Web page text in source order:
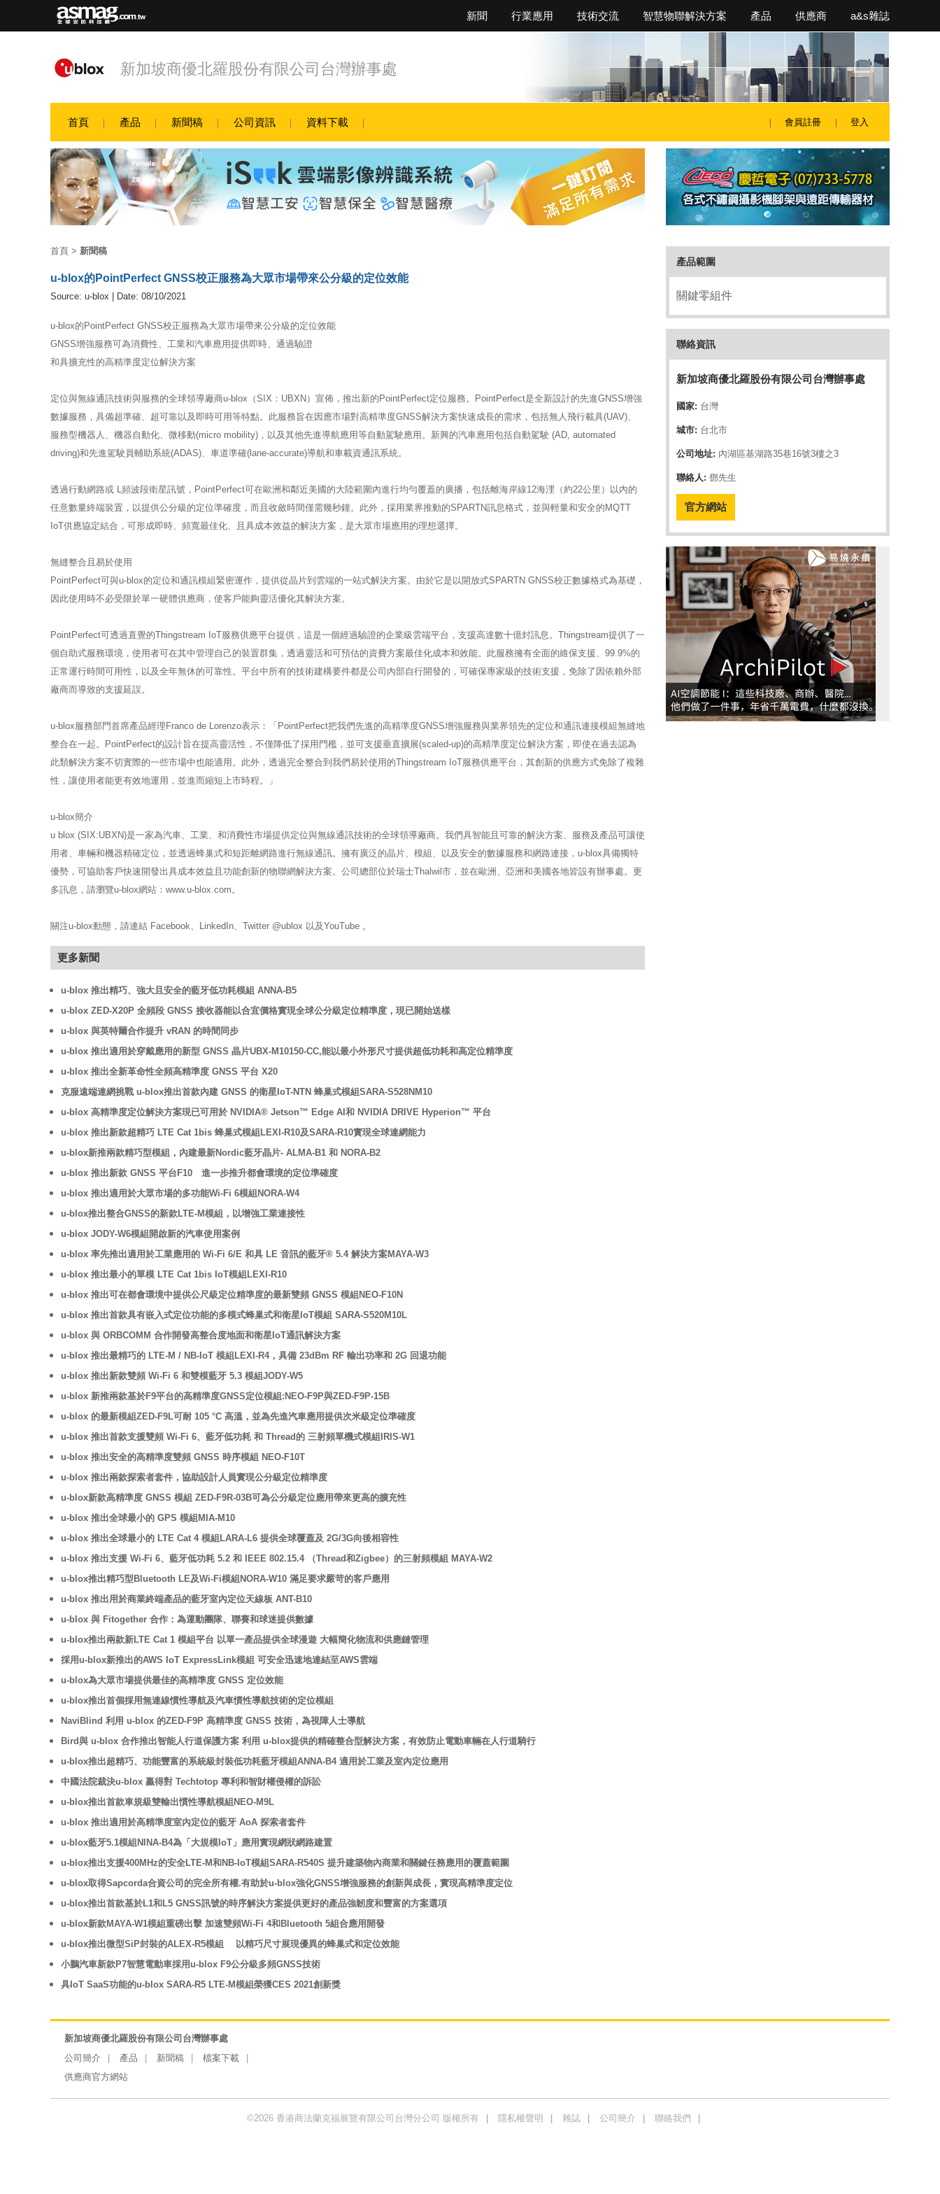
新聞 行業應用 技術交流 智慧物聯解決方案 產品 供應商 a&s雜誌
新加坡商優北羅股份有限公司台灣辦事處
首頁 產品 新聞稿 公司資訊 資料下載 會員註冊 登入
產品範圍
關鍵零組件
聯絡資訊
新加坡商優北羅股份有限公司台灣辦事處
國家: 台灣
城市: 台北市
公司地址: 內湖區基湖路35巷16號3樓之3
聯絡人: 鄧先生
官方網站
首頁 > 新聞稿
u-blox的PointPerfect GNSS校正服務為大眾市場帶來公分級的定位效能
Source: u-blox | Date: 08/10/2021
u-blox的PointPerfect GNSS校正服務為大眾市場帶來公分級的定位效能
GNSS增強服務可為消費性、工業和汽車應用提供即時、通過驗證
和具擴充性的高精準度定位解決方案
定位與無線通訊技術與服務的全球領導廠商u-blox（SIX：UBXN）宣佈，推出新的PointPerfect定位服務。PointPerfect是全新設計的先進GNSS增強
數據服務，具備超準確、超可靠以及即時可用等特點。此服務旨在因應市場對高精準度GNSS解決方案快速成長的需求，包括無人飛行載具(UAV)、
服務型機器人、機器自動化、微移動(micro mobility)，以及其他先進導航應用等自動駕駛應用。新興的汽車應用包括自動駕駛 (AD, automated
driving)和先進駕駛員輔助系統(ADAS)、車道準確(lane-accurate)導航和車載資通訊系統。
透過行動網路或 L頻波段衛星訊號，PointPerfect可在歐洲和鄰近美國的大陸範圍內進行均勻覆蓋的廣播，包括離海岸線12海浬（約22公里）以內的
任意數量終端裝置，以提供公分級的定位準確度，而且收斂時間僅需幾秒鐘。此外，採用業界推動的SPARTN訊息格式，並與輕量和安全的MQTT
IoT供應協定結合，可形成即時、頻寬最佳化、且具成本效益的解決方案，是大眾市場應用的理想選擇。
無縫整合且易於使用
PointPerfect可與u-blox的定位和通訊模組緊密運作，提供從晶片到雲端的一站式解決方案。由於它是以開放式SPARTN GNSS校正數據格式為基礎，
因此使用時不必受限於單一硬體供應商，使客戶能夠靈活優化其解決方案。
PointPerfect可透過直覺的Thingstream IoT服務供應平台提供，這是一個經過驗證的企業級雲端平台，支援高達數十億封訊息。Thingstream提供了一
個自助式服務環境，使用者可在其中管理自己的裝置群集，透過靈活和可預估的資費方案最佳化成本和效能。此服務擁有全面的維保支援、99.9%的
正常運行時間可用性，以及全年無休的可靠性。平台中所有的技術建構要件都是公司內部自行開發的，可確保專家級的技術支援，免除了因依賴外部
廠商而導致的支援延誤。
u-blox服務部門首席產品經理Franco de Lorenzo表示：「PointPerfect把我們先進的高精準度GNSS增強服務與業界領先的定位和通訊連接模組無縫地
整合在一起。PointPerfect的設計旨在提高靈活性，不僅降低了採用門檻，並可支援垂直擴展(scaled-up)的高精準度定位解決方案，即使在過去認為
此類解決方案不切實際的一些市場中也能適用。此外，透過完全整合到我們易於使用的Thingstream IoT服務供應平台，其創新的供應方式免除了複雜
性，讓使用者能更有效地運用，並進而縮短上市時程。」
u-blox簡介
u blox (SIX:UBXN)是一家為汽車、工業、和消費性市場提供定位與無線通訊技術的全球領導廠商。我們具智能且可靠的解決方案、服務及產品可讓使
用者、車輛和機器精確定位，並透過蜂巢式和短距離網路進行無線通訊。擁有廣泛的晶片、模組、以及安全的數據服務和網路連接，u-blox具備獨特
優勢，可協助客戶快速開發出具成本效益且功能創新的物聯網解決方案。公司總部位於瑞士Thalwil市，並在歐洲、亞洲和美國各地皆設有辦事處。更
多訊息，請瀏覽u-blox網站：www.u-blox.com。
關注u-blox動態，請連結 Facebook、LinkedIn、Twitter @ublox 以及YouTube 。
更多新聞
u-blox 推出精巧、強大且安全的藍牙低功耗模組 ANNA-B5
u-blox ZED-X20P 全頻段 GNSS 接收器能以合宜價格實現全球公分級定位精準度，現已開始送樣
u-blox 與英特爾合作提升 vRAN 的時間同步
u-blox 推出適用於穿戴應用的新型 GNSS 晶片UBX-M10150-CC,能以最小外形尺寸提供超低功耗和高定位精準度
u-blox 推出全新革命性全頻高精準度 GNSS 平台 X20
克服遠端連網挑戰 u-blox推出首款內建 GNSS 的衛星IoT-NTN 蜂巢式模組SARA-S528NM10
u-blox 高精準度定位解決方案現已可用於 NVIDIA® Jetson™ Edge AI和 NVIDIA DRIVE Hyperion™ 平台
u-blox 推出新款超精巧 LTE Cat 1bis 蜂巢式模組LEXI-R10及SARA-R10實現全球連網能力
u-blox新推兩款精巧型模組，內建最新Nordic藍牙晶片- ALMA-B1 和 NORA-B2
u-blox 推出新款 GNSS 平台F10 進一步推升都會環境的定位準確度
u-blox 推出適用於大眾市場的多功能Wi-Fi 6模組NORA-W4
u-blox推出整合GNSS的新款LTE-M模組，以增強工業連接性
u-blox JODY-W6模組開啟新的汽車使用案例
u-blox 率先推出適用於工業應用的 Wi-Fi 6/E 和具 LE 音訊的藍牙® 5.4 解決方案MAYA-W3
u-blox 推出最小的單模 LTE Cat 1bis IoT模組LEXI-R10
u-blox 推出可在都會環境中提供公尺級定位精準度的最新雙頻 GNSS 模組NEO-F10N
u-blox 推出首款具有嵌入式定位功能的多模式蜂巢式和衛星IoT模組 SARA-S520M10L
u-blox 與 ORBCOMM 合作開發高整合度地面和衛星IoT通訊解決方案
u-blox 推出最精巧的 LTE-M / NB-IoT 模組LEXI-R4，具備 23dBm RF 輸出功率和 2G 回退功能
u-blox 推出新款雙頻 Wi-Fi 6 和雙模藍牙 5.3 模組JODY-W5
u-blox 新推兩款基於F9平台的高精準度GNSS定位模組:NEO-F9P與ZED-F9P-15B
u-blox 的最新模組ZED-F9L可耐 105 °C 高溫，並為先進汽車應用提供次米級定位準確度
u-blox 推出首款支援雙頻 Wi-Fi 6、藍牙低功耗 和 Thread的 三射頻單機式模組IRIS-W1
u-blox 推出安全的高精準度雙頻 GNSS 時序模組 NEO-F10T
u-blox 推出兩款探索者套件，協助設計人員實現公分級定位精準度
u-blox新款高精準度 GNSS 模組 ZED-F9R-03B可為公分級定位應用帶來更高的擴充性
u-blox 推出全球最小的 GPS 模組MIA-M10
u-blox 推出全球最小的 LTE Cat 4 模組LARA-L6 提供全球覆蓋及 2G/3G向後相容性
u-blox 推出支援 Wi-Fi 6、藍牙低功耗 5.2 和 IEEE 802.15.4 （Thread和Zigbee）的三射頻模組 MAYA-W2
u-blox推出精巧型Bluetooth LE及Wi-Fi模組NORA-W10 滿足要求嚴苛的客戶應用
u-blox 推出用於商業終端產品的藍牙室內定位天線板 ANT-B10
u-blox 與 Fitogether 合作：為運動團隊、聯賽和球迷提供數據
u-blox推出兩款新LTE Cat 1 模組平台 以單一產品提供全球漫遊 大幅簡化物流和供應鏈管理
採用u-blox新推出的AWS IoT ExpressLink模組 可安全迅速地連結至AWS雲端
u-blox為大眾市場提供最佳的高精準度 GNSS 定位效能
u-blox推出首個採用無連線慣性導航及汽車慣性導航技術的定位模組
NaviBlind 利用 u-blox 的ZED-F9P 高精準度 GNSS 技術，為視障人士導航
Bird與 u-blox 合作推出智能人行道保護方案 利用 u-blox提供的精確整合型解決方案，有效防止電動車輛在人行道騎行
u-blox推出超精巧、功能豐富的系統級封裝低功耗藍牙模組ANNA-B4 適用於工業及室內定位應用
中國法院裁決u-blox 贏得對 Techtotop 專利和智財權侵權的訴訟
u-blox推出首款車規級雙輸出慣性導航模組NEO-M9L
u-blox 推出適用於高精準度室內定位的藍牙 AoA 探索者套件
u-blox藍牙5.1模組NINA-B4為「大規模IoT」應用實現網狀網路建置
u-blox推出支援400MHz的安全LTE-M和NB-IoT模組SARA-R540S 提升建築物內商業和關鍵任務應用的覆蓋範圍
u-blox取得Sapcorda合資公司的完全所有權.有助於u-blox強化GNSS增強服務的創新與成長，實現高精準度定位
u-blox推出首款基於L1和L5 GNSS訊號的時序解決方案提供更好的產品強韌度和豐富的方案選項
u-blox新款MAYA-W1模組重磅出擊 加速雙頻Wi-Fi 4和Bluetooth 5組合應用開發
u-blox推出微型SiP封裝的ALEX-R5模組 以精巧尺寸展現優異的蜂巢式和定位效能
小鵬汽車新款P7智慧電動車採用u-blox F9公分級多頻GNSS技術
具IoT SaaS功能的u-blox SARA-R5 LTE-M模組榮獲CES 2021創新獎
新加坡商優北羅股份有限公司台灣辦事處
公司簡介
產品 新聞稿
檔案下載
供應商官方網站
©2026 香港商法蘭克福展覽有限公司台灣分公司 版權所有 隱私權聲明 雜誌 公司簡介 聯絡我們